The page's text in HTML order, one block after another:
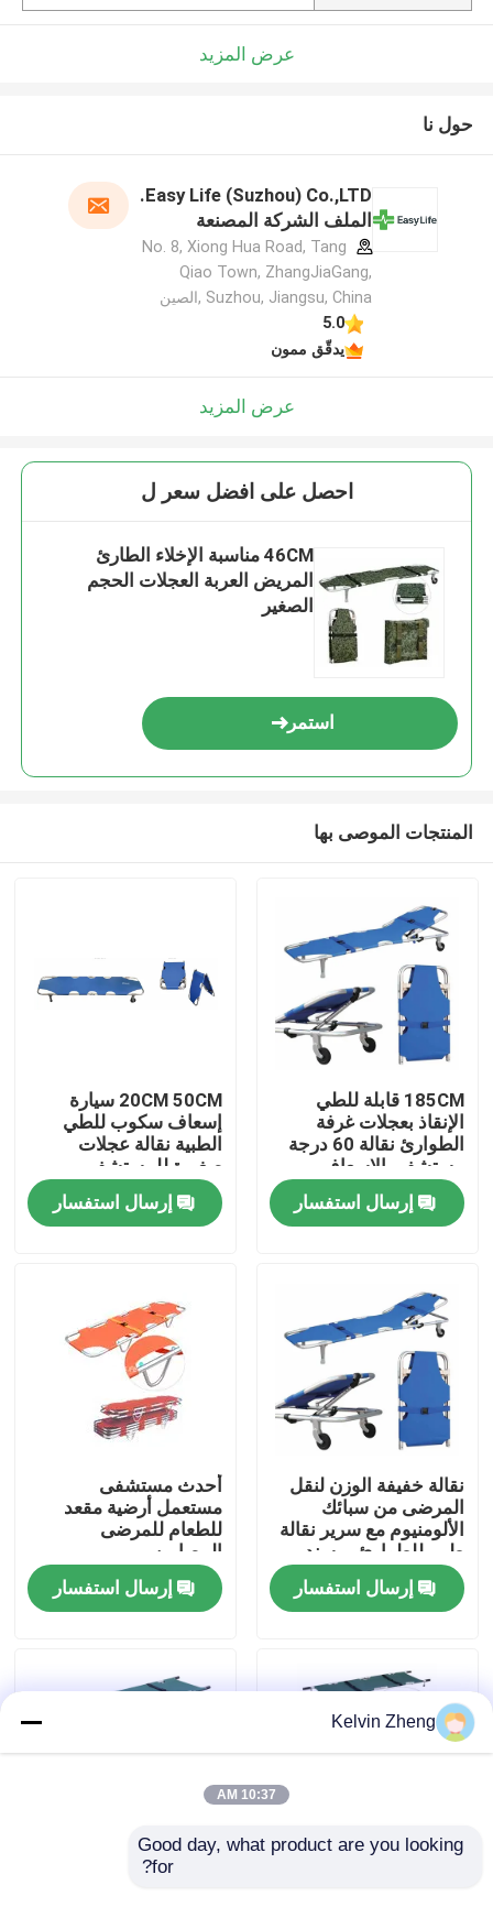
المنتجات
فيديوهات
حولنا
جولة في المصنع
مراقبة الجودة
اتصل بنا
أخبار
عرض المزيد
حول نا
Easy Life (Suzhou) Co.,LTD.
الملف الشركة المصنعة
No. 8, Xiong Hua Road, Tang
Qiao Town, ZhangJiaGang,
Suzhou, Jiangsu, China ,الصين
5.0
يدقّق ممون
عرض المزيد
احصل على افضل سعر ل
46CM مناسبة الإخلاء الطارئ
المريض العربة العجلات الحجم
الصغير
استمر
المنتجات الموصى بها
185CM قابلة للطي
الإنقاذ بعجلات غرفة
الطوارئ نقالة 60 درجة
مستشفى الإسعاف
إرسال استفسار
20CM 50CM سيارة
إسعاف سكوب للطي
الطبية نقالة عجلات
صغيرة للمستشفى
إرسال استفسار
نقالة خفيفة الوزن لنقل
المرضى من سبائك
الألومنيوم مع سرير نقالة
طبي للطوارئ بمسند
الظهر
إرسال استفسار
أحدث مستشفى
مستعمل أرضية مقعد
للطعام للمرضى
المصابين
إرسال استفسار
نقالات كهربائية لسيارات
Kelvin Zheng
10:37 AM
Good day, what product are you looking
for?